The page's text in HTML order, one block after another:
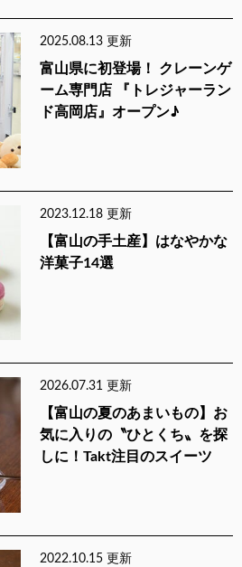
2025.08.13 更新
富山県に初登場！ クレーンゲ
ーム専門店 『トレジャーラン
ド高岡店』オープン♪
2023.12.18 更新
【富山の手土産】はなやかな
洋菓子14選
2026.07.31 更新
【富山の夏のあまいもの】お
気に入りの〝ひとくち〟を探
しに！Takt注目のスイーツ
2022.10.15 更新